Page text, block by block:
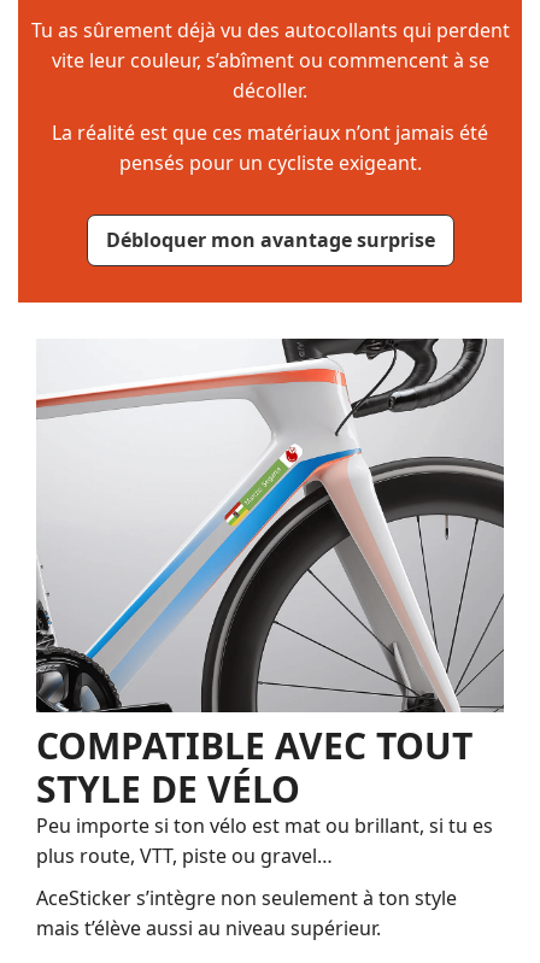
Tu as sûrement déjà vu des autocollants qui perdent
vite leur couleur, s’abîment ou commencent à se
décoller.
La réalité est que ces matériaux n’ont jamais été
pensés pour un cycliste exigeant.
Débloquer mon avantage surprise
COMPATIBLE AVEC TOUT
STYLE DE VÉLO
Peu importe si ton vélo est mat ou brillant, si tu es
plus route, VTT, piste ou gravel…
AceSticker s’intègre non seulement à ton style
mais t’élève aussi au niveau supérieur.